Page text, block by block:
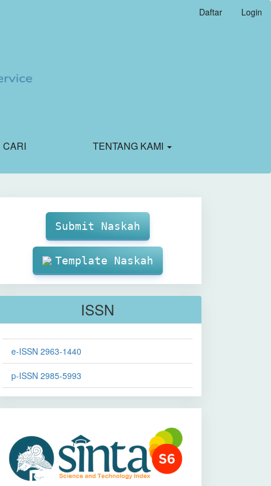
Daftar Login
CARI TENTANG KAMI
SubmissionSubmit Naskah
Template Naskah
ISSN
e-ISSN 2963-1440
p-ISSN 2985-5993